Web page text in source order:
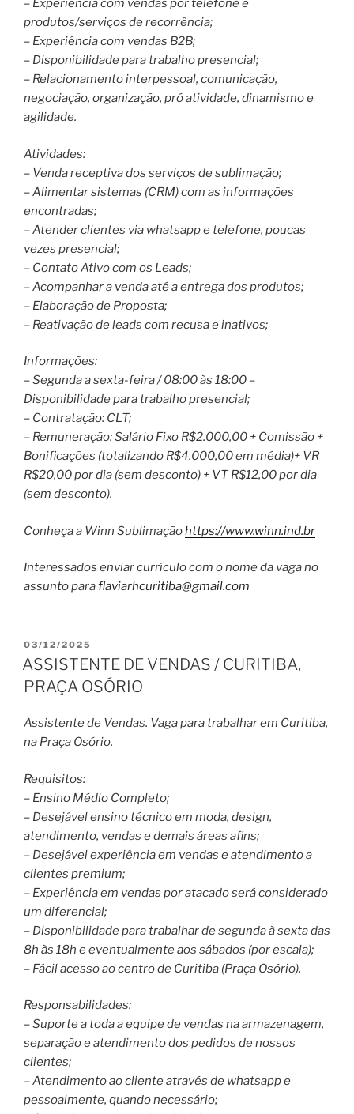
– Experiência com vendas por telefone e
produtos/serviços de recorrência;
– Experiência com vendas B2B;
– Disponibilidade para trabalho presencial;
– Relacionamento interpessoal, comunicação,
negociação, organização, pró atividade, dinamismo e
agilidade.
Atividades:
– Venda receptiva dos serviços de sublimação;
– Alimentar sistemas (CRM) com as informações
encontradas;
– Atender clientes via whatsapp e telefone, poucas
vezes presencial;
– Contato Ativo com os Leads;
– Acompanhar a venda até a entrega dos produtos;
– Elaboração de Proposta;
– Reativação de leads com recusa e inativos;
Informações:
– Segunda a sexta-feira / 08:00 às 18:00 –
Disponibilidade para trabalho presencial;
– Contratação: CLT;
– Remuneração: Salário Fixo R$2.000,00 + Comissão +
Bonificações (totalizando R$4.000,00 em média)+ VR
R$20,00 por dia (sem desconto) + VT R$12,00 por dia
(sem desconto).
Conheça a Winn Sublimaçãohttps://www.winn.ind.br
Interessados enviar currículo com o nome da vaga no
assunto paraflaviarhcuritiba@gmail.com
PUBLICADO
EM
03/12/2025
ASSISTENTE DE VENDAS / CURITIBA,
PRAÇA OSÓRIO
Assistente de Vendas. Vaga para trabalhar em Curitiba,
na Praça Osório.
Requisitos:
– Ensino Médio Completo;
– Desejável ensino técnico em moda, design,
atendimento, vendas e demais áreas afins;
– Desejável experiência em vendas e atendimento a
clientes premium;
– Experiência em vendas por atacado será considerado
um diferencial;
– Disponibilidade para trabalhar de segunda à sexta das
8h às 18h e eventualmente aos sábados (por escala);
– Fácil acesso ao centro de Curitiba (Praça Osório).
Responsabilidades:
– Suporte a toda a equipe de vendas na armazenagem,
separação e atendimento dos pedidos de nossos
clientes;
– Atendimento ao cliente através de whatsapp e
pessoalmente, quando necessário;